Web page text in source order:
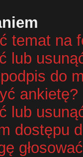
temat na
lub
do
ankietę?
lub
dostępu